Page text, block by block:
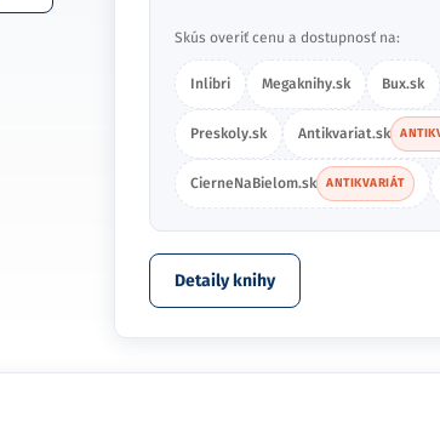
Skús overiť cenu a dostupnosť na:
Inlibri Megaknihy.sk Bux.sk
Preskoly.sk Antikvariat.sk
CierneNaBielom.sk ANTIKVARIÁT
Detaily knihy